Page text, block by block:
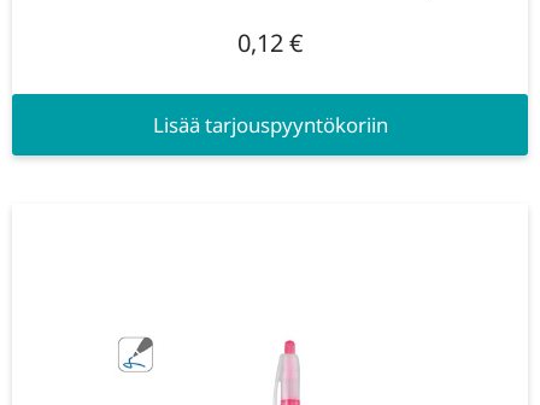
0,12€
Lisää tarjouspyyntökoriin